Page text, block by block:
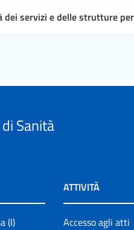
servizi e delle strutture
Sanità
(I)
ATTIVITÀ
Accesso agli atti